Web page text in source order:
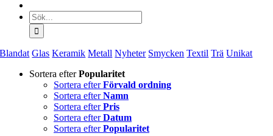
Sök
efter:
Blandat Glas Keramik Metall Nyheter Smycken Textil Trä Unikat
Sortera efterPopularitet
Sortera efterFörvald ordning
Sortera efterNamn
Sortera efterPris
Sortera efterDatum
Sortera efterPopularitet